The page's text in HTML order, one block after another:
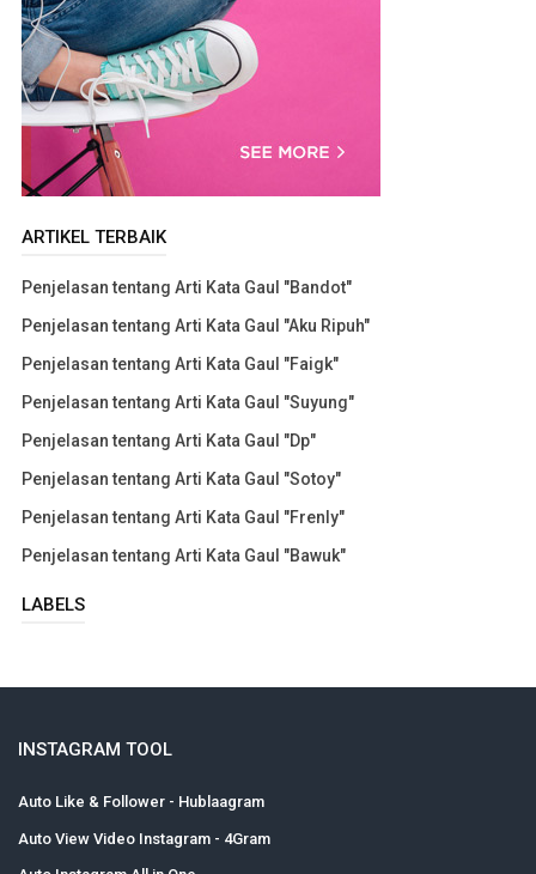
ARTIKEL TERBAIK
Penjelasan tentang Arti Kata Gaul "Bandot"
Penjelasan tentang Arti Kata Gaul "Aku Ripuh"
Penjelasan tentang Arti Kata Gaul "Faigk"
Penjelasan tentang Arti Kata Gaul "Suyung"
Penjelasan tentang Arti Kata Gaul "Dp"
Penjelasan tentang Arti Kata Gaul "Sotoy"
Penjelasan tentang Arti Kata Gaul "Frenly"
Penjelasan tentang Arti Kata Gaul "Bawuk"
LABELS
INSTAGRAM TOOL
Auto Like & Follower - Hublaagram
Auto View Video Instagram - 4Gram